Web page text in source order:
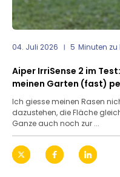
04. Juli 2026 5 Minuten zu
Aiper IrriSense 2 im
meinen Garten (fast)
Ich giesse meinen Rasen
dazustehen, die Fläche
Ganze auch noch zur ...